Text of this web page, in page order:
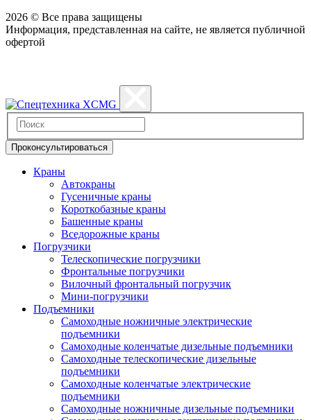
2026 © Все права защищены
Информация, представленная на сайте, не является публичной
офертой
Проконсультироваться
Краны
Автокраны
Гусеничные краны
Короткобазные краны
Башенные краны
Вcедорожные краны
Погрузчики
Телескопические погрузчики
Фронтальные погрузчики
Вилочный фронтальный погрузчик
Мини-погрузчики
Подъемники
Самоходные ножничные электрические
подъемники
Самоходные коленчатые дизельные подъемники
Самоходные телескопические дизельные
подъемники
Самоходные коленчатые электрические
подъемники
Самоходные ножничные дизельные подъемники